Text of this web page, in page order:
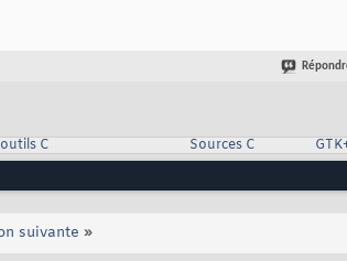
C Sources C
suivante »